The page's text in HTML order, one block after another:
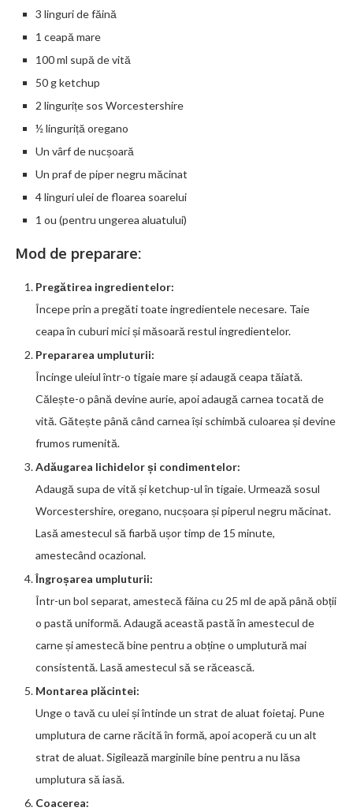
3 linguri de făină
1 ceapă mare
100 ml supă de vită
50 g ketchup
2 lingurițe sos Worcestershire
½ linguriță oregano
Un vârf de nucșoară
Un praf de piper negru măcinat
4 linguri ulei de floarea soarelui
1 ou (pentru ungerea aluatului)
Mod de preparare:
Pregătirea ingredientelor:
Începe prin a pregăti toate ingredientele necesare. Taie
ceapa în cuburi mici și măsoară restul ingredientelor.
Prepararea umpluturii:
Încinge uleiul într-o tigaie mare și adaugă ceapa tăiată.
Călește-o până devine aurie, apoi adaugă carnea tocată de
vită. Gătește până când carnea își schimbă culoarea și devine
frumos rumenită.
Adăugarea lichidelor și condimentelor:
Adaugă supa de vită și ketchup-ul în tigaie. Urmează sosul
Worcestershire, oregano, nucșoara și piperul negru măcinat.
Lasă amestecul să fiarbă ușor timp de 15 minute,
amestecând ocazional.
Îngroșarea umpluturii:
Într-un bol separat, amestecă făina cu 25 ml de apă până obții
o pastă uniformă. Adaugă această pastă în amestecul de
carne și amestecă bine pentru a obține o umplutură mai
consistentă. Lasă amestecul să se răcească.
Montarea plăcintei:
Unge o tavă cu ulei și întinde un strat de aluat foietaj. Pune
umplutura de carne răcită în formă, apoi acoperă cu un alt
strat de aluat. Sigilează marginile bine pentru a nu lăsa
umplutura să iasă.
Coacerea: